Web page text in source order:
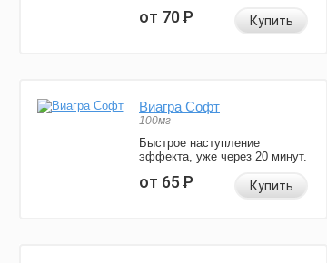
от 70Р Купить
Виагра Софт
100мг
Быстрое наступление
эффекта, уже через 20 минут.
от 65Р Купить